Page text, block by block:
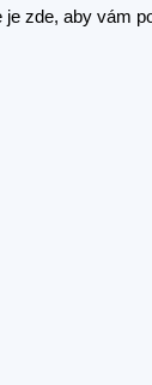
zde, aby vám